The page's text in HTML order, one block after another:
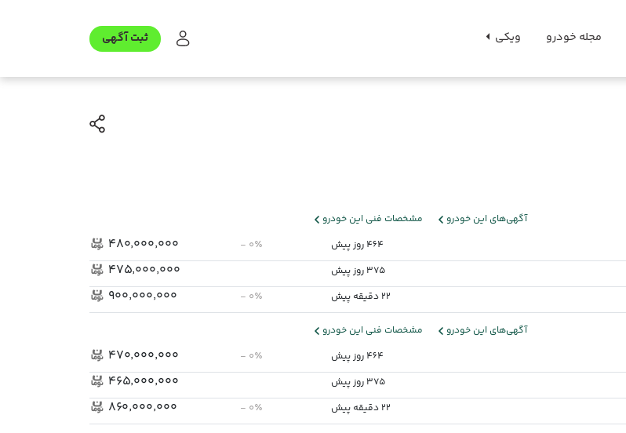
مجله خودرو ویکی ثبت آگهی
آگهی‌های این خودرو مشخصات فنی این خودرو
464 روز پیش - ۰٪ ۴۸۰٬۰۰۰٬۰۰۰
375 روز پیش ۴۷۵٬۰۰۰٬۰۰۰
22 دقیقه پیش - ۰٪ ۹۰۰٬۰۰۰٬۰۰۰
آگهی‌های این خودرو مشخصات فنی این خودرو
464 روز پیش - ۰٪ ۴۷۰٬۰۰۰٬۰۰۰
375 روز پیش ۴۶۵٬۰۰۰٬۰۰۰
22 دقیقه پیش - ۰٪ ۸۶۰٬۰۰۰٬۰۰۰